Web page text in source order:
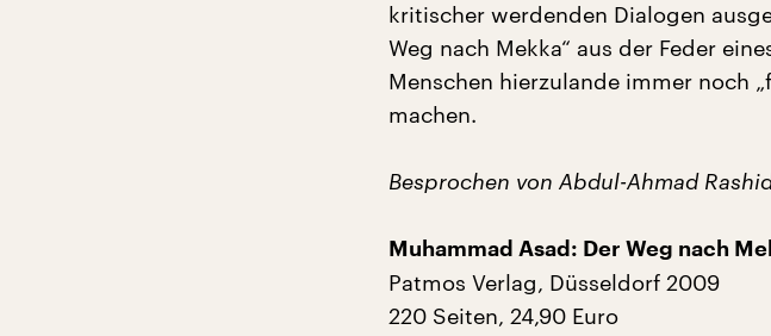
kritischer werdenden Dialogen
Weg nach Mekka“ aus der Feder
Menschen hierzulande immer noch
machen.
Besprochen von Abdul-Ahmad
Muhammad Asad: Der Weg nach
Patmos Verlag, Düsseldorf 2009
220 Seiten, 24,90 Euro